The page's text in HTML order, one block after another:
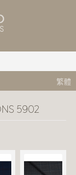
繁體
5902